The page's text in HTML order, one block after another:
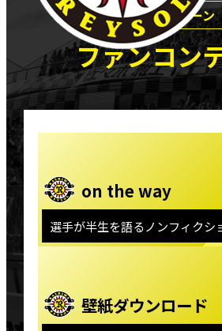
ファンコン
on the way
選手が半生を語るノンフィクシ
壁紙ダウンロード